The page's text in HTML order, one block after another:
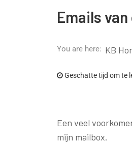
Emails
You are here: KB
Geschatte tijd om te
Een veel
mijn mailbox.